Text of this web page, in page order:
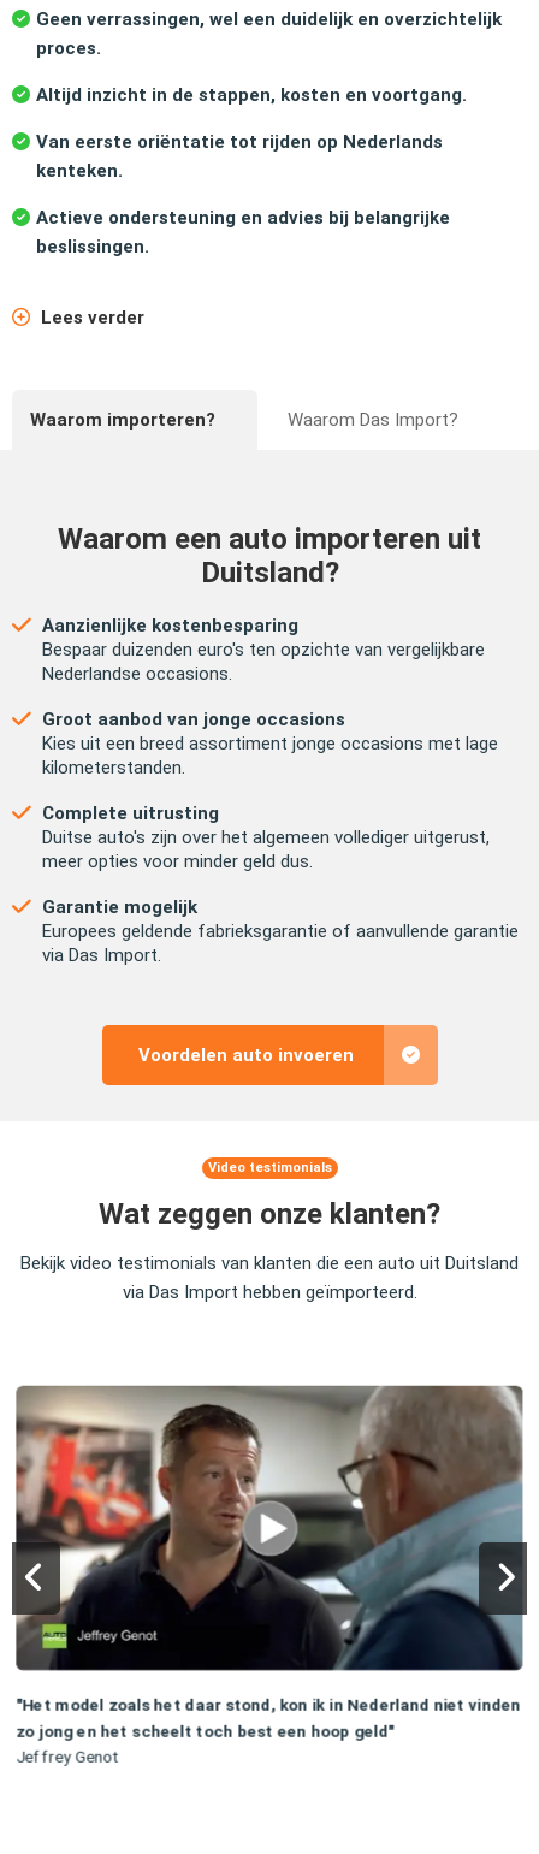
Geen verrassingen, wel een duidelijk en overzichtelijk
proces.
Altijd inzicht in de stappen, kosten en voortgang.
Van eerste oriëntatie tot rijden op Nederlands
kenteken.
Actieve ondersteuning en advies bij belangrijke
beslissingen.
Lees verder
Waarom importeren? Waarom Das Import?
Waarom een auto importeren uit
Duitsland?
Aanzienlijke kostenbesparing
Bespaar duizenden euro's ten opzichte van vergelijkbare
Nederlandse occasions.
Groot aanbod van jonge occasions
Kies uit een breed assortiment jonge occasions met lage
kilometerstanden.
Complete uitrusting
Duitse auto's zijn over het algemeen vollediger uitgerust,
meer opties voor minder geld dus.
Garantie mogelijk
Europees geldende fabrieksgarantie of aanvullende garantie
via Das Import.
Voordelen auto invoeren
Video testimonials
Wat zeggen onze klanten?
Bekijk video testimonials van klanten die een auto uit Duitsland
via Das Import hebben geïmporteerd.
"Het model zoals het daar stond, kon ik in Nederland niet vinden
zo jong en het scheelt toch best een hoop geld"
Jeffrey Genot